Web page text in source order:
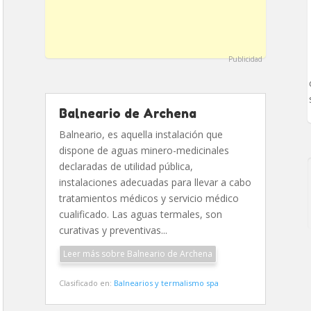
Publicidad
Balneario de Archena
Balneario, es aquella instalación que
dispone de aguas minero-medicinales
declaradas de utilidad pública,
instalaciones adecuadas para llevar a cabo
tratamientos médicos y servicio médico
cualificado. Las aguas termales, son
curativas y preventivas...
Leer más sobre Balneario de Archena
Clasificado en: Balnearios y termalismo spa